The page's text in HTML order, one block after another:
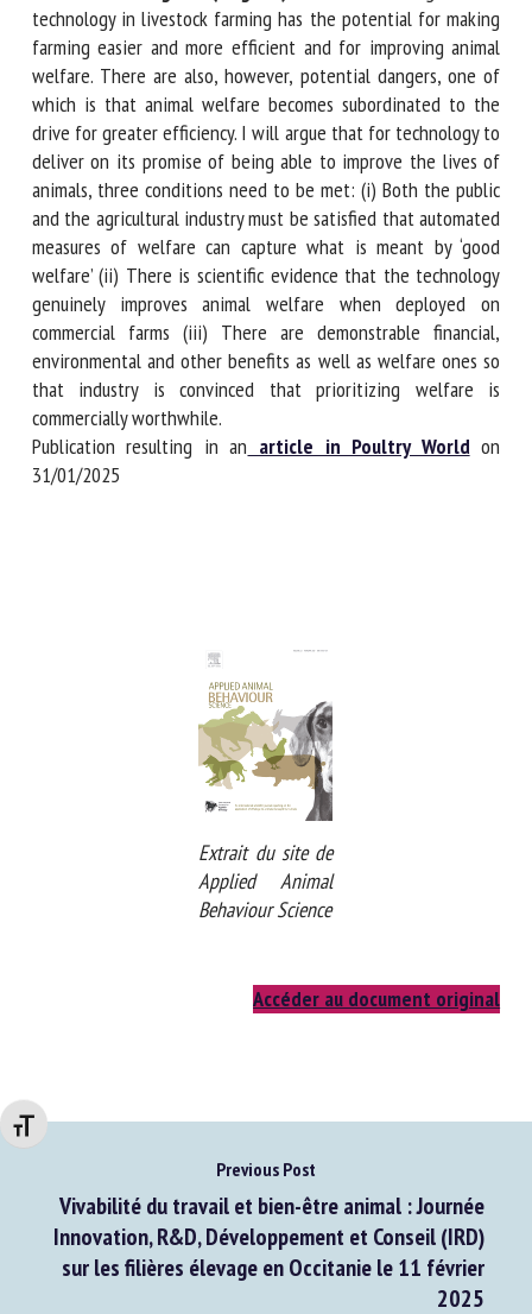
Changer la taille de la police
Résumé en anglais (original) :The increasing use of
technology in livestock farming has the potential for
making farming easier and more efficient and for improving
animal welfare. There are also, however, potential dangers,
one of which is that animal welfare becomes subordinated
to the drive for greater efficiency. I will argue that for
technology to deliver on its promise of being able to
improve the lives of animals, three conditions need to be
met: (i) Both the public and the agricultural industry must
be satisfied that automated measures of welfare can
capture what is meant by ‘good welfare’ (ii) There is
scientific evidence that the technology genuinely improves
animal welfare when deployed on commercial farms (iii)
There are demonstrable financial, environmental and other
benefits as well as welfare ones so that industry is
convinced that prioritizing welfare is commercially
worthwhile.
Extrait du site de
Previous Post
Vivabilité du travail et bien-être animal : Journée
Innovation, R&D, Développement et Conseil (IRD)